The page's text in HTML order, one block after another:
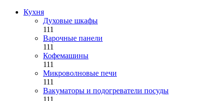
Кухня
Духовые шкафы
111
Варочные панели
111
Кофемашины
111
Микроволновые печи
111
Вакуматоры и подогреватели посуды
111